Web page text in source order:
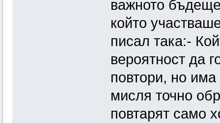
важното
който
писал така:-
вероятност да
повтори, но има
мисля точно
повтарят само